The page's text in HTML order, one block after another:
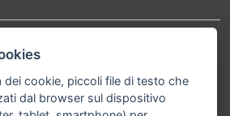
Piazza Maggiore, 6 - 40124
Cod. IBAN: IT 88 R
dei cookie, piccoli file di testo che
dal browser sul dispositivo